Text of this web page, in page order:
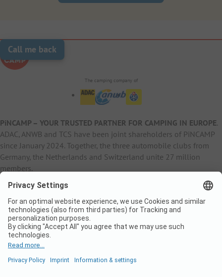
Call me back
The camping company of
PiNCAMP – YOUR TRUSTED PARTNER FOR CAMPING IN EUROPE.
ADAC, ANWB and TCS have been joint shareholders of PiNCAMP
since January 2024. Together, the three automobile clubs from
Germany, the Netherlands and Switzerland unite 27 million
members.
B2B Information
ADAC Camping
ANWB Extranet
pincamp.de
Contact
B2B Premium Partner